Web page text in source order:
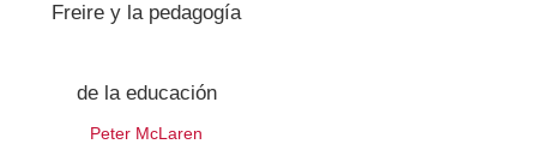
Freire y la pedagogía
de la educación
Peter McLaren